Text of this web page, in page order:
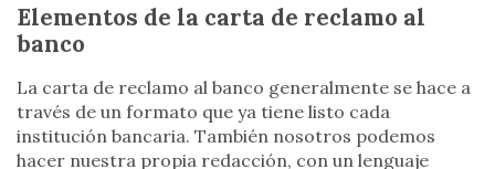
Elementos de la carta de reclamo al
banco
La carta de reclamo al banco generalmente se hace a
través de un formato que ya tiene listo cada
institución bancaria. También nosotros podemos
hacer nuestra propia redacción, con un lenguaje